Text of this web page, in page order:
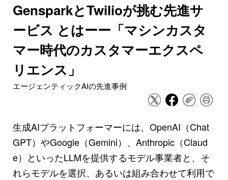
GensparkとTwilioが挑む先進サ
ービス とはーー「マシンカスタ
マー時代のカスタマーエクスペ
リエンス」
エージェンティックAIの先進事例
生成AIプラットフォーマーには、OpenAI（Chat
GPT）やGoogle（Gemini）、Anthropic（Claud
e）といったLLMを提供するモデル事業者と、そ
れらモデルを選択、あるいは組み合わせて利用で